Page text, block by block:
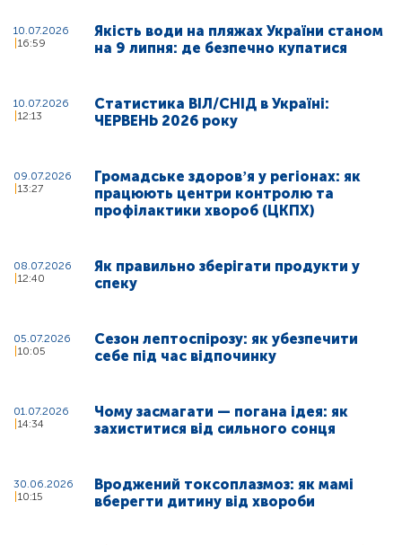
10.07.2026
16:59
Якість води на пляжах України станом
на 9 липня: де безпечно купатися
10.07.2026
12:13
Статистика ВІЛ/СНІД в Україні:
ЧЕРВЕНЬ 2026 року
09.07.2026
13:27
Громадське здоровʼя у регіонах: як
працюють центри контролю та
профілактики хвороб (ЦКПХ)
08.07.2026
12:40
Як правильно зберігати продукти у
спеку
05.07.2026
10:05
Сезон лептоспірозу: як убезпечити
себе під час відпочинку
01.07.2026
14:34
Чому засмагати — погана ідея: як
захиститися від сильного сонця
30.06.2026
10:15
Вроджений токсоплазмоз: як мамі
вберегти дитину від хвороби